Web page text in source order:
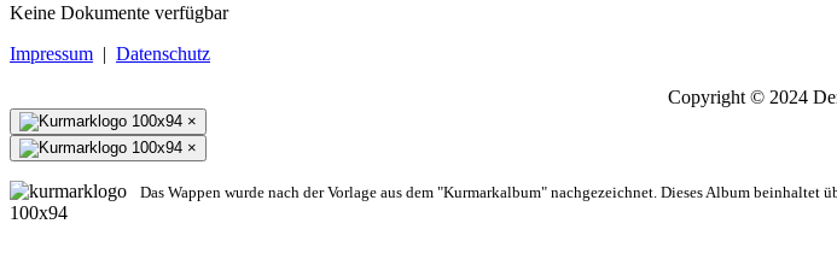
Keine Dokumente verfügbar
Impressum | Datenschutz
Copyright © 2024
×
×
Das Wappen wurde nach der Vorlage aus dem "Kurmarkalbum" nachgezeichnet. Dieses Album beinhaltet